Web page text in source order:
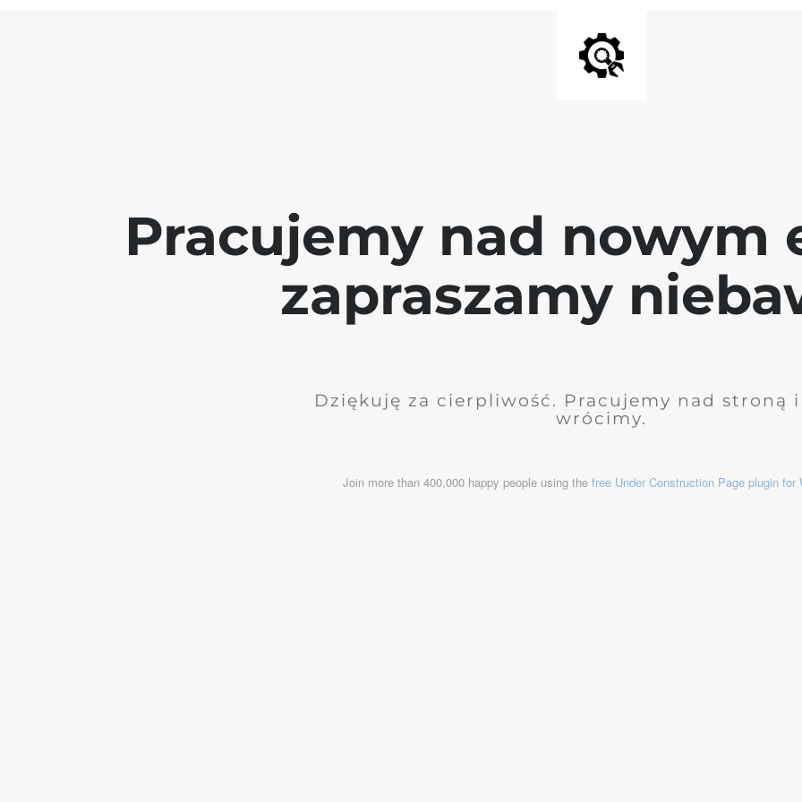
Pracujemy nad nowym
zapraszamy
Dziękuję za cierpliwość. Pracujemy nad stroną
wrócimy.
Join more than 400,000 happy people using the free Under Construction Page plugin for